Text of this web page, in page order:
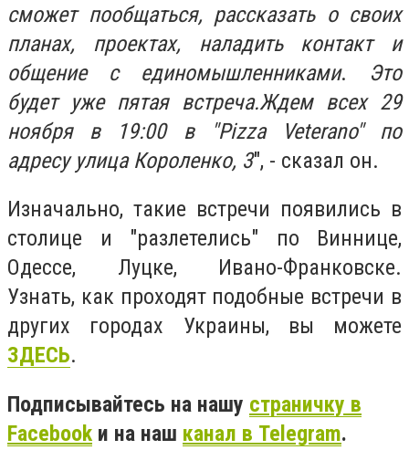
сможет пообщаться, рассказать о своих
планах, проектах, наладить контакт и
общение с единомышленниками.
Это
будет уже пятая встреча.Ждем всех 29
ноября в 19:00 в "Pizza Veterano" по
адресу улица Короленко, 3", - сказал он.
Изначально, такие встречи появились в
столице и "разлетелись" по Виннице,
Одессе, Луцке, Ивано-Франковске.
Узнать, как проходят подобные встречи в
других городах Украины, вы можете
ЗДЕСЬ.
Подписывайтесь на нашу страничку в
Facebook и на наш канал в Telegram.